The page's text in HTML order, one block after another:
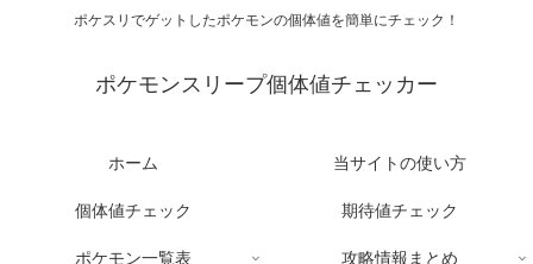
ポケスリでゲットしたポケモンの個体値を簡単にチェック！
ポケモンスリープ個体値チェッカー
ホーム 当サイトの使い方
個体値チェック 期待値チェック
ポケモン一覧表 攻略情報まとめ